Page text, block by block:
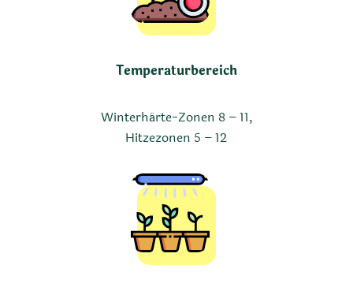
Temperaturbereich
Winterhärte-Zonen 8 – 11,
Hitzezonen 5 – 12